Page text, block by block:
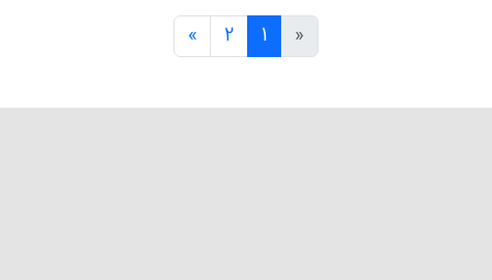
«
1
2
»